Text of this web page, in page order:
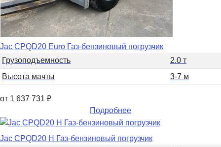
Jac CPQD20 Euro Газ-бензиновый погрузчик
Грузоподъемность
2.0 т
Высота мачты
3-7 м
от 1 637 731 ₽
Подробнее
Jac CPQD20 H Газ-бензиновый погрузчик